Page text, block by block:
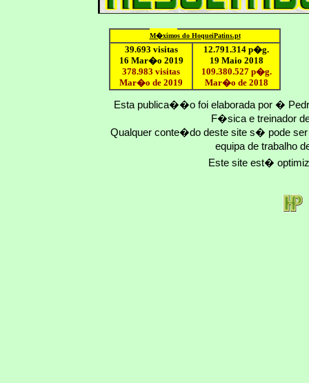
M�ximos do HoqueiPatins.pt
39.693 visitas
16 Mar�o 2019
378.983 visitas
Mar�o de 2019
12.791.314 p�g.
19 Maio 2018
109.380.527p�g.
Mar�o de 2018
Esta publica��o foi elaborada por �
F�sica e treinador
Qualquer conte�do deste site s� pode
equipa de trabalho
Este site est�